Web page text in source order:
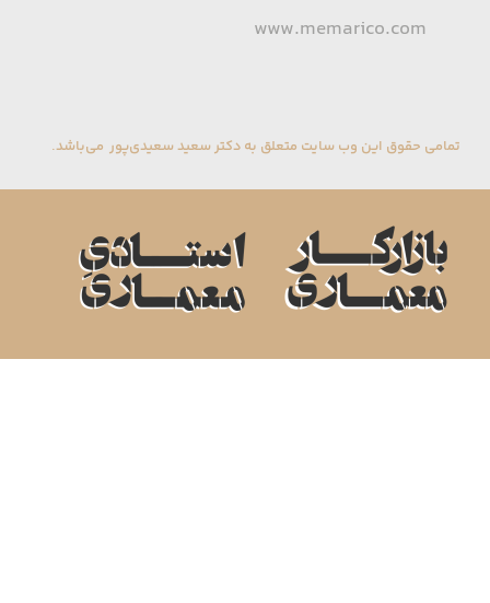
www.memarico.com
تمامی حقوق این وب سایت متعلق به دکتر سعید سعیدی‌پور می‌باشد.